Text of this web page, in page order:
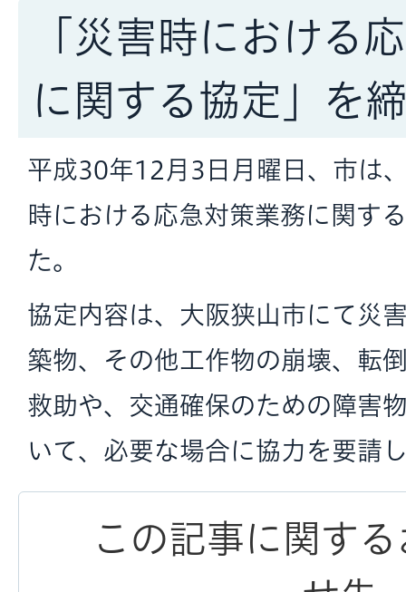
「災害時における
に関する協定」を
平成30年12月3日月曜日、市は
時における応急対策業務に関す
た。
協定内容は、大阪狭山市にて災
築物、その他工作物の崩壊、転
救助や、交通確保のための障害
いて、必要な場合に協力を要請
この記事に関す